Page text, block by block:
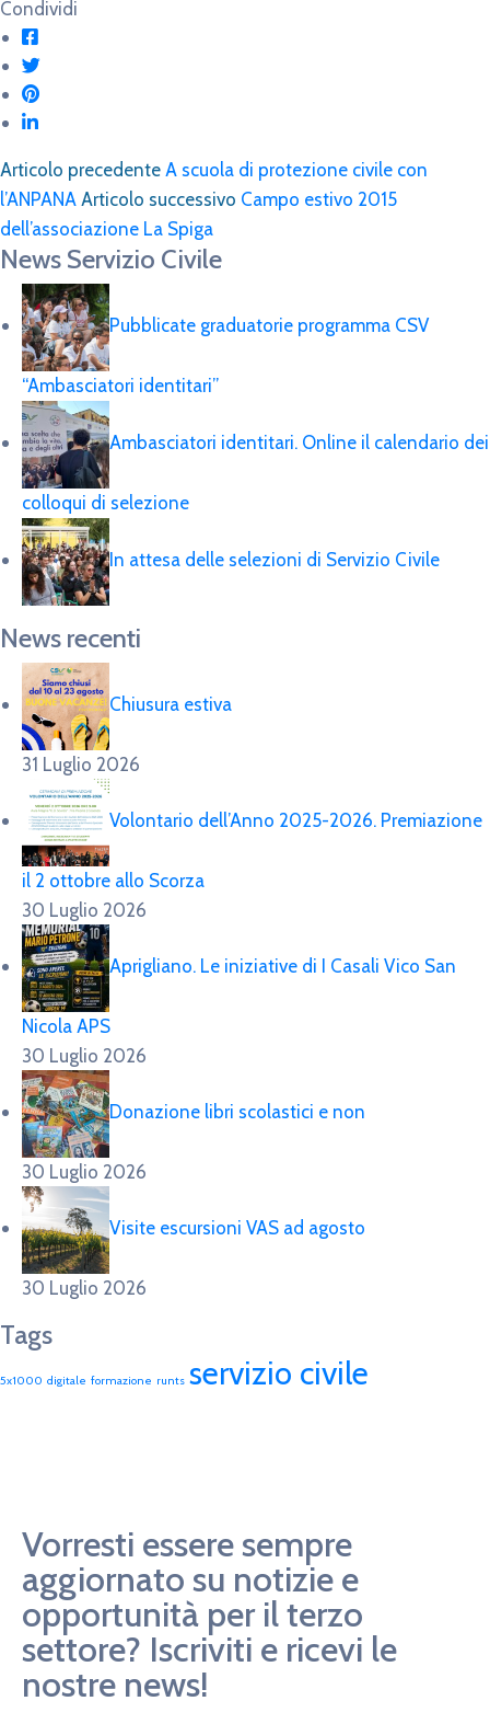
Condividi
Articolo precedente A scuola di protezione civile con
l’ANPANA Articolo successivo Campo estivo 2015
dell’associazione La Spiga
News Servizio Civile
Pubblicate graduatorie programma CSV
“Ambasciatori identitari”
Ambasciatori identitari. Online il calendario dei
colloqui di selezione
In attesa delle selezioni di Servizio Civile
News recenti
Chiusura estiva
31 Luglio 2026
Volontario dell’Anno 2025-2026. Premiazione
il 2 ottobre allo Scorza
30 Luglio 2026
Aprigliano. Le iniziative di I Casali Vico San
Nicola APS
30 Luglio 2026
Donazione libri scolastici e non
30 Luglio 2026
Visite escursioni VAS ad agosto
30 Luglio 2026
Tags
5x1000 digitale formazione runts servizio civile
Vorresti essere sempre
aggiornato su notizie e
opportunità per il terzo
settore? Iscriviti e ricevi le
nostre news!